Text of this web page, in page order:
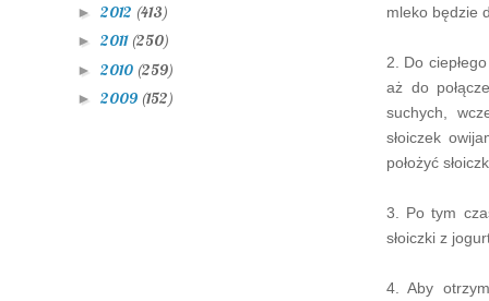
mleko będzie
2. Do
aż do
suchych,
słoiczek
położyć
3. Po tym
słoiczki z
4. Aby
► 2012 (413)
► 2011 (250)
► 2010 (259)
► 2009 (152)